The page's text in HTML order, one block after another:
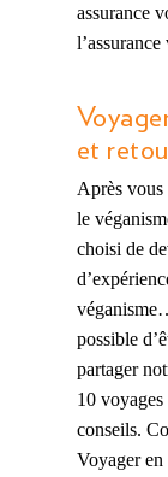
assurance
et
Après vous
le
choisi de
possible
partager
10
conseils.
Voyager